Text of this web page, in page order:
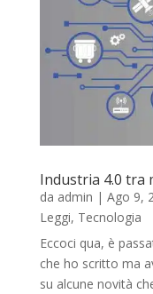
Industria 4.0 tra
da admin | Ago 9,
Leggi, Tecnologia
Eccoci qua, è
che ho scritto ma
su alcune novità